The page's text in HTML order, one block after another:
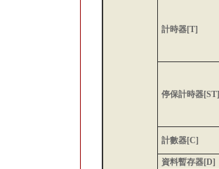
計時器[T]
停保計時器[ST]
計數器[C]
資料暫存器[D]